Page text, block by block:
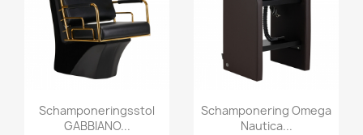
Schamponeringsstol
GABBIANO...
Schamponering Omega
Nautica...